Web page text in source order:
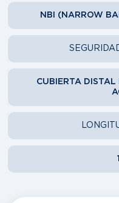
NBI (NARROW
CUBIERTA